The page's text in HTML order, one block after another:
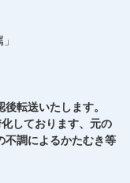
転送いたします。
しております、元の
不調によるかたむき等